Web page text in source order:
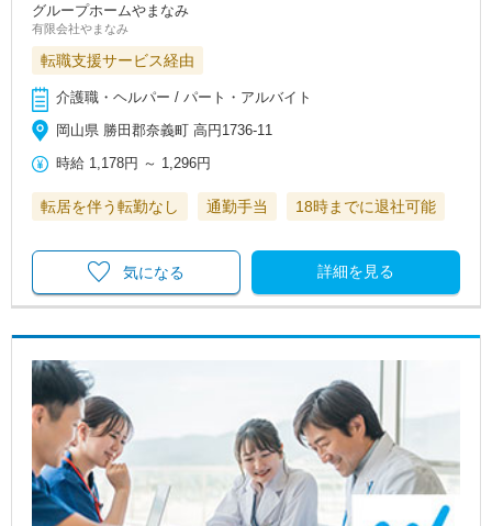
グループホームやまなみ
有限会社やまなみ
転職支援サービス経由
介護職・ヘルパー / パート・アルバイト
岡山県 勝田郡奈義町 高円1736-11
時給 1,178円 ～ 1,296円
転居を伴う転勤なし 通勤手当 18時までに退社可能
詳細を見る
気になる